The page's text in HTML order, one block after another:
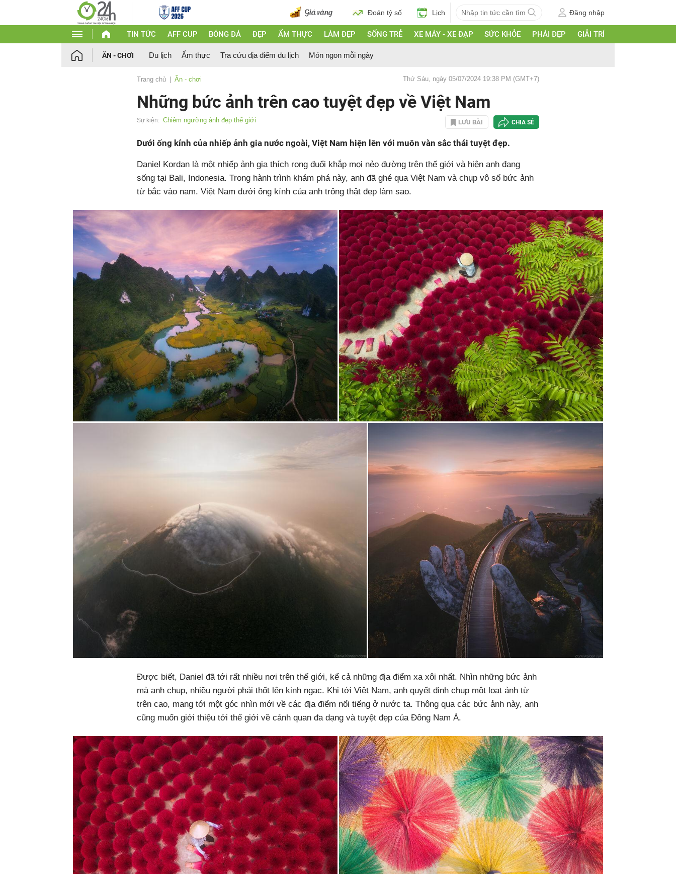
Đoán tỷ số Lịch Đăng nhập
TIN TỨC AFF CUP BÓNG ĐÁ ĐẸP ẨM THỰC LÀM ĐẸP SỐNG TRẺ XE MÁY - XE ĐẠP SỨC KHỎE PHÁI ĐẸP GIẢI TRÍ
ĂN - CHƠI Du lịch Ẩm thực Tra cứu địa điểm du lịch Món ngon mỗi ngày
Trang chủ Ăn - chơi Thứ Sáu, ngày 05/07/2024 19:38 PM (GMT+7)
Những bức ảnh trên cao tuyệt đẹp về Việt Nam
Sự kiện: Chiêm ngưỡng ảnh đẹp thế giới LƯU BÀI CHIA SẺ
Dưới ống kính của nhiếp ảnh gia nước ngoài, Việt Nam hiện lên với muôn vàn sắc thái tuyệt đẹp.
Daniel Kordan là một nhiếp ảnh gia thích rong đuổi khắp mọi nẻo đường trên thế giới và hiện anh đang
sống tại Bali, Indonesia. Trong hành trình khám phá này, anh đã ghé qua Việt Nam và chụp vô số bức ảnh
từ bắc vào nam. Việt Nam dưới ống kính của anh trông thật đẹp làm sao.
Được biết, Daniel đã tới rất nhiều nơi trên thế giới, kể cả những địa điểm xa xôi nhất. Nhìn những bức ảnh
mà anh chụp, nhiều người phải thốt lên kinh ngạc. Khi tới Việt Nam, anh quyết định chụp một loạt ảnh từ
trên cao, mang tới một góc nhìn mới về các địa điểm nổi tiếng ở nước ta. Thông qua các bức ảnh này, anh
cũng muốn giới thiệu tới thế giới về cảnh quan đa dạng và tuyệt đẹp của Đông Nam Á.